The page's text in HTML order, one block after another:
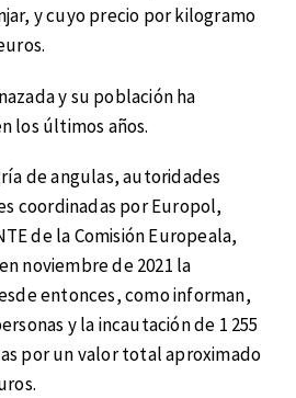
y cuyo precio por kilogramo
y su población ha
los últimos años.
de angulas, autoridades
coordinadas por Europol,
de la Comisión Europeala,
noviembre de 2021 la
entonces, como informan,
y la incautación de 1 255
por un valor total aproximado